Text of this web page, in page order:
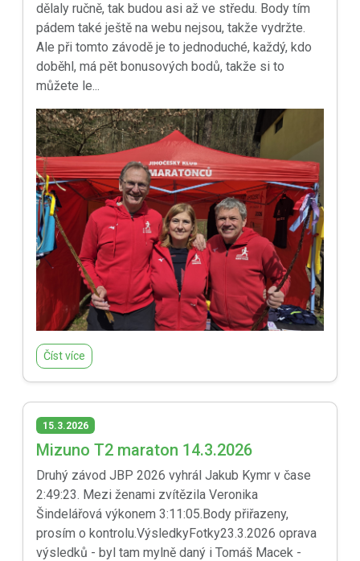
dělaly ručně, tak budou asi až ve středu. Body tím
pádem také ještě na webu nejsou, takže vydržte.
Ale při tomto závodě je to jednoduché, každý, kdo
doběhl, má pět bonusových bodů, takže si to
můžete le...
Číst více
15.3.2026
Mizuno T2 maraton 14.3.2026
Druhý závod JBP 2026 vyhrál Jakub Kymr v čase
2:49:23. Mezi ženami zvítězila Veronika
Šindelářová výkonem 3:11:05.Body přiřazeny,
prosím o kontrolu.VýsledkyFotky23.3.2026 oprava
výsledků - byl tam mylně daný i Tomáš Macek -